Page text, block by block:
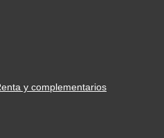
y complementarios